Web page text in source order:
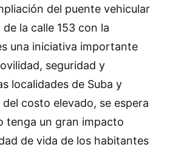
del puente vehicular
la calle 153 con la
una iniciativa importante
seguridad y
localidades de Suba y
del costo elevado, se espera
tenga un gran impacto
de vida de los habitantes